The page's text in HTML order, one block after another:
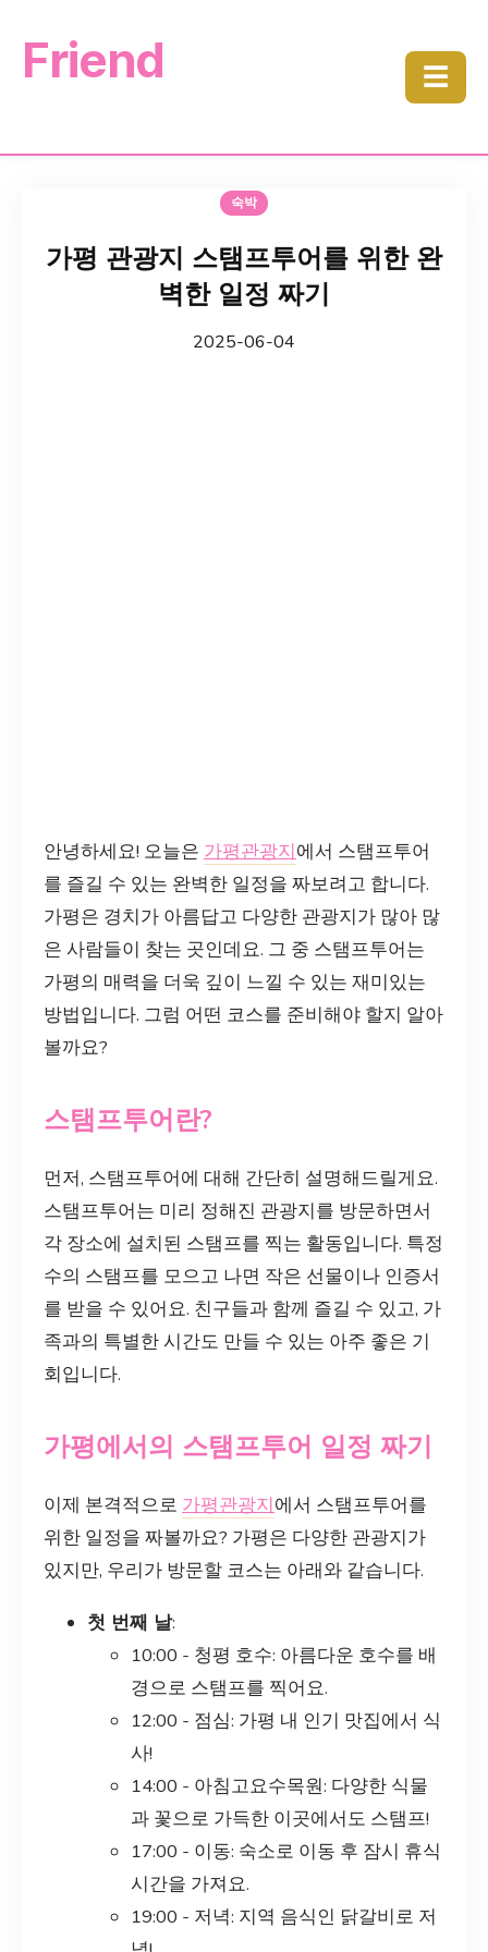
Friend ☰
숙박
가평 관광지 스탬프투어를 위한 완
벽한 일정 짜기
2025-06-04
안녕하세요! 오늘은 가평관광지에서 스탬프투어
를 즐길 수 있는 완벽한 일정을 짜보려고 합니다.
가평은 경치가 아름답고 다양한 관광지가 많아 많
은 사람들이 찾는 곳인데요. 그 중 스탬프투어는
가평의 매력을 더욱 깊이 느낄 수 있는 재미있는
방법입니다. 그럼 어떤 코스를 준비해야 할지 알아
볼까요?
스탬프투어란?
먼저, 스탬프투어에 대해 간단히 설명해드릴게요.
스탬프투어는 미리 정해진 관광지를 방문하면서
각 장소에 설치된 스탬프를 찍는 활동입니다. 특정
수의 스탬프를 모으고 나면 작은 선물이나 인증서
를 받을 수 있어요. 친구들과 함께 즐길 수 있고, 가
족과의 특별한 시간도 만들 수 있는 아주 좋은 기
회입니다.
가평에서의 스탬프투어 일정 짜기
이제 본격적으로 가평관광지에서 스탬프투어를
위한 일정을 짜볼까요? 가평은 다양한 관광지가
있지만, 우리가 방문할 코스는 아래와 같습니다.
첫 번째 날:
10:00 - 청평 호수: 아름다운 호수를 배
경으로 스탬프를 찍어요.
12:00 - 점심: 가평 내 인기 맛집에서 식
사!
14:00 - 아침고요수목원: 다양한 식물
과 꽃으로 가득한 이곳에서도 스탬프!
17:00 - 이동: 숙소로 이동 후 잠시 휴식
시간을 가져요.
19:00 - 저녁: 지역 음식인 닭갈비로 저